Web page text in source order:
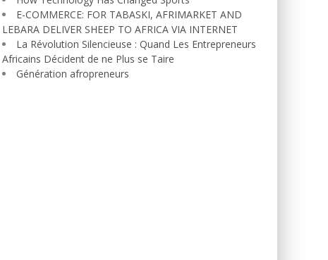
E-COMMERCE: FOR TABASKI, AFRIMARKET AND
LEBARA DELIVER SHEEP TO AFRICA VIA INTERNET
La Révolution Silencieuse : Quand Les Entrepreneurs
Africains Décident de ne Plus se Taire
Génération afropreneurs